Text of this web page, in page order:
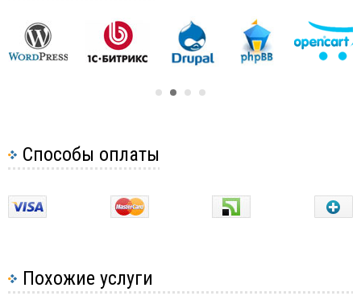
сервера. Лучше всего отключить такие службы,
это освободит количество ресурсов, что
используются не по назначению.
Установка nginx— установив такое
нагрузку и увеличите скорость отдачи.
Установка акселератора PHP
программы, которая ускорит выполнение php
данные в оперативной памяти сервера, но не
Способы оплаты
Похожие услуги